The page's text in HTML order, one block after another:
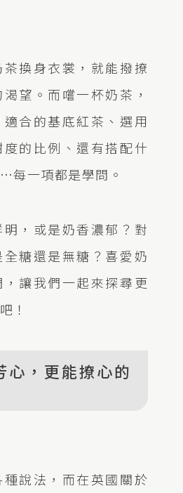
換身衣裳，就能撥撩
望。而嚐一杯奶茶，
合的基底紅茶、選用
的比例、還有搭配什
一項都是學問。
，或是奶香濃郁？對
糖還是無糖？喜愛奶
讓我們一起來探尋更
！
心，更能撩心的
說法，而在英國關於